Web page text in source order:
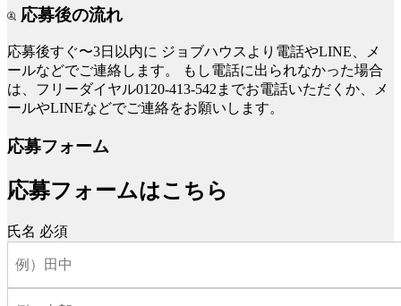
応募後の流れ
応募後すぐ〜3日以内に ジョブハウスより電話やLINE、メ
ールなどでご連絡します。
もし電話に出られなかった場合
は、フリーダイヤル0120-413-542までお電話いただくか、メ
ールやLINEなどでご連絡をお願いします。
応募フォーム
応募フォームはこちら
氏名 必須